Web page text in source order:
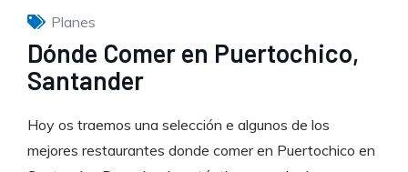
Planes
Dónde Comer en Puertochico,
Santander
Hoy os traemos una selección e algunos de los
mejores restaurantes donde comer en Puertochico en